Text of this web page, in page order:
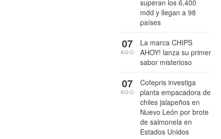
superan los 6,400
mdd y llegan a 98
países
La marca CHIPS
AHOY! lanza su primer
sabor misterioso
07
AGO
Cofepris investiga
planta empacadora de
chiles jalapeños en
Nuevo León por brote
de salmonela en
Estados Unidos
07
AGO